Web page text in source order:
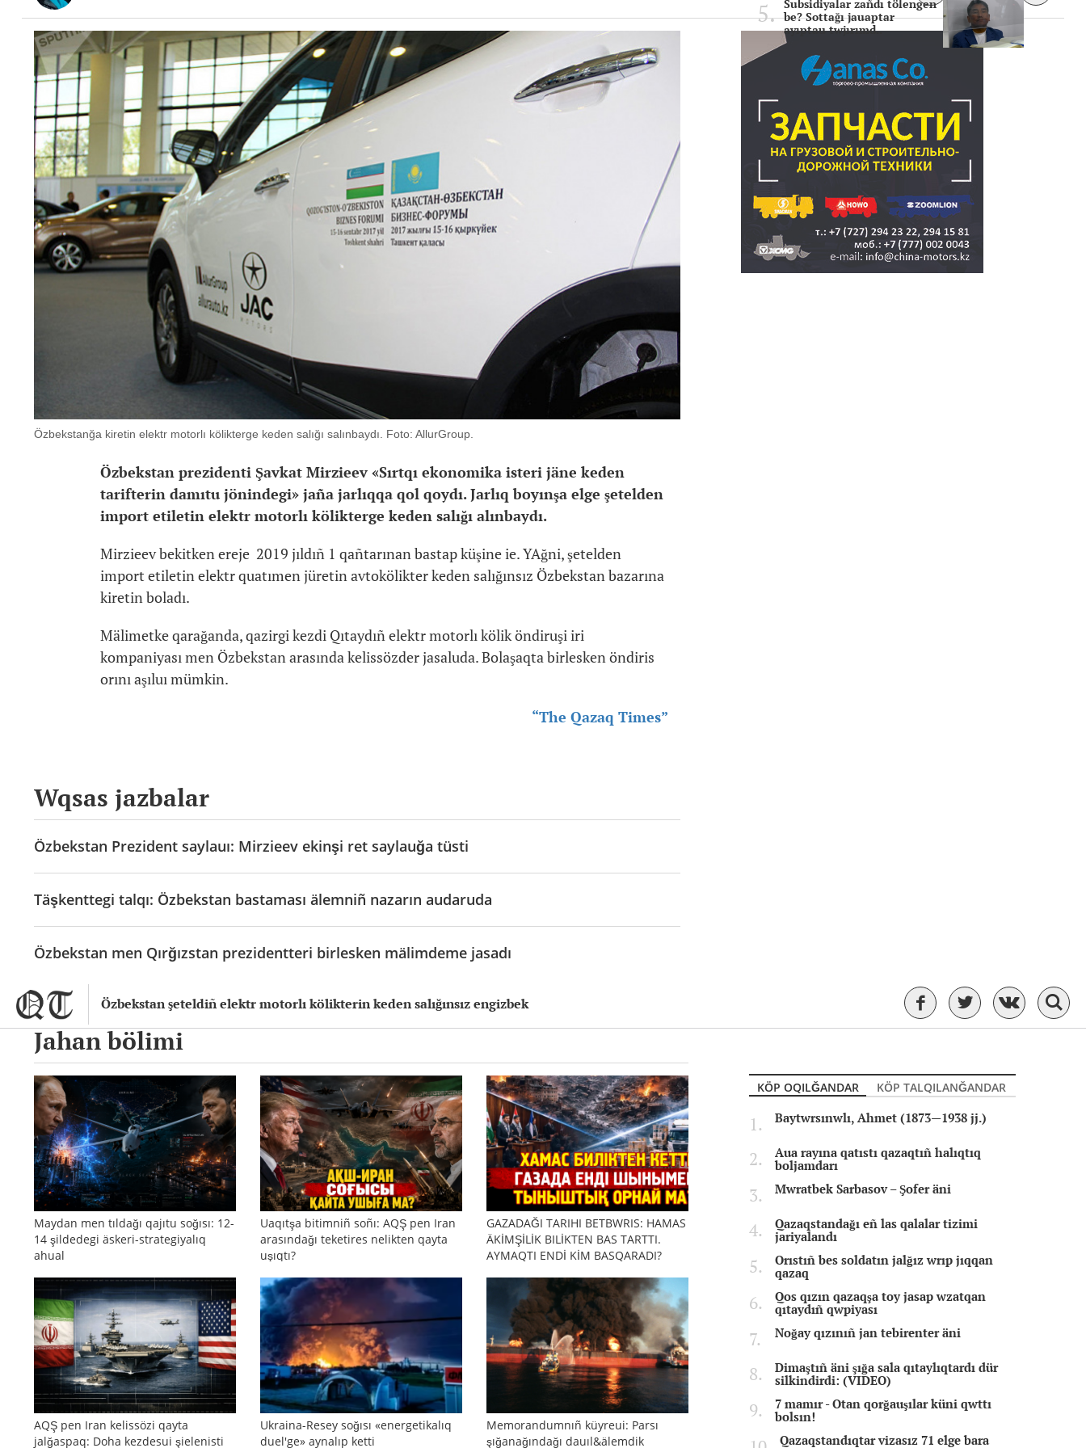
Özbekstan şeteldiñ elektr motorlı kölikterin keden salığınsız engizbek
Özbekstanğa kiretin elektr motorlı kölikterge keden salığı salınbaydı. Foto: AllurGroup.
Özbekstan prezidenti Şavkat Mirzieev «Sırtqı ekonomika isteri jäne keden
tarifterin damıtu jönindegi» jaña jarlıqqa qol qoydı. Jarlıq boyınşa elge şetelden
import etiletin elektr motorlı kölikterge keden salığı alınbaydı.
Mirzieev bekitken ereje 2019 jıldıñ 1 qañtarınan bastap küşine ie. YAğni, şetelden
import etiletin elektr quatımen jüretin avtokölikter keden salığınsız Özbekstan bazarına
kiretin boladı.
Mälimetke qarağanda, qazirgi kezdi Qıtaydıñ elektr motorlı kölik öndiruşi iri
kompaniyası men Özbekstan arasında kelissözder jasaluda. Bolaşaqta birlesken öndiris
orını aşıluı mümkin.
“The Qazaq Times”
Wqsas jazbalar
Özbekstan Prezident saylauı: Mirzieev ekinşi ret saylauğa tüsti
Täşkenttegi talqı: Özbekstan bastaması älemniñ nazarın audaruda
Özbekstan men Qırğızstan prezidentteri birlesken mälimdeme jasadı
Subsidiyalar zañdı tölengen
be? Sottağı jauaptar
ayıptau twjırımd..
Jahan bölimi
Maydan men tıldağı qajıtu soğısı: 12-
14 şildedegi äskeri-strategiyalıq
ahual
Uaqıtşa bitimniñ soñı: AQŞ pen Iran
arasındağı teketires nelikten qayta
uşıqtı?
GAZADAĞI TARIHI BETBWRIS: HAMAS
ÄKİMŞİLİK BILİKTEN BAS TARTTI.
AYMAQTI ENDİ KİM BASQARADI?
AQŞ pen Iran kelissözi qayta
jalğaspaq: Doha kezdesui şielenisti
Ukraina-Resey soğısı «energetikalıq
duel'ge» aynalıp ketti
Memorandumnıñ küyreui: Parsı
şığanağındağı dauıl&älemdik
KÖP OQILĞANDAR
KÖP TALQILANĞANDAR
Baytwrsınwlı, Ahmet (1873—1938 jj.)
Aua rayına qatıstı qazaqtıñ halıqtıq
boljamdarı
Mwratbek Sarbasov – Şofer äni
Qazaqstandağı eñ las qalalar tizimi
jariyalandı
Orıstıñ bes soldatın jalğız wrıp jıqqan
qazaq
Qos qızın qazaqşa toy jasap wzatqan
qıtaydıñ qwpiyası
Noğay qızınıñ jan tebirenter äni
Dimaştıñ äni şığa sala qıtaylıqtardı dür
silkindirdi: (VIDEO)
7 mamır - Otan qorğauşılar küni qwttı
bolsın!
Qazaqstandıqtar vizasız 71 elge bara